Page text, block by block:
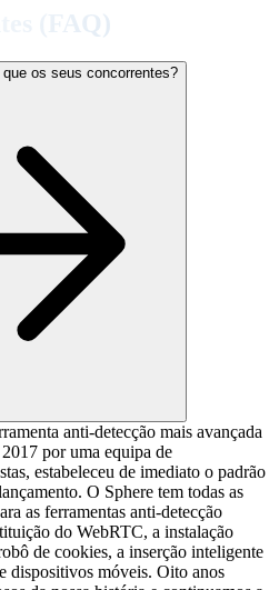
(FAQ)
os seus concorrentes?
anti-detecção mais avançada
por uma equipa de
estabeleceu de imediato o padrão
O Sphere tem todas as
as ferramentas anti-detecção
do WebRTC, a instalação
de cookies, a inserção inteligente
dispositivos móveis. Oito anos